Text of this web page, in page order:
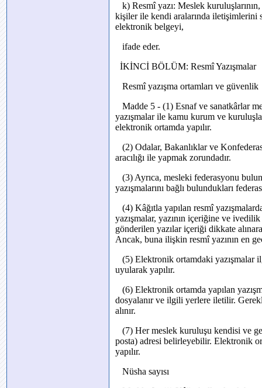
k) Resmî yazı: Meslek
kişiler ile kendi aralarında iletişimlerini
elektronik belgeyi,
ifade eder.
İKİNCİ BÖLÜM: Resmî Yazışmalar
Resmî yazışma ortamları ve güvenlik
Madde 5 - (1) Esnaf ve sanatkârlar
yazışmalar ile kamu kurum ve
elektronik ortamda yapılır.
(2) Odalar, Bakanlıklar ve
aracılığı ile yapmak zorundadır.
(3) Ayrıca, mesleki federasyonu
yazışmalarını bağlı bulundukları
(4) Kâğıtla yapılan resmî
yazışmalar, yazının içeriğine ve
gönderilen yazılar içeriği dikkate
Ancak, buna ilişkin resmî yazının en
(5) Elektronik ortamdaki yazışmalar
uyularak yapılır.
(6) Elektronik ortamda yapılan
dosyalanır ve ilgili yerlere iletilir.
alınır.
(7) Her meslek kuruluşu kendisi ve
posta) adresi belirleyebilir. Elektronik
yapılır.
Nüsha sayısı